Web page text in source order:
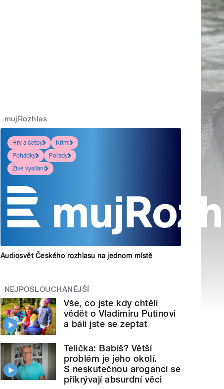
mujRozhlas
Hry a četby
Krimi
Pohádky
Pořady
Živé vysílání
Audiosvět Českého rozhlasu na jednom místě
NEJPOSLOUCHANĚJŠÍ
Vše, co jste kdy chtěli
vědět o Vladimiru Putinovi
a báli jste se zeptat
Telička: Babiš? Větší
problém je jeho okolí.
S neskutečnou arogancí se
přikrývají absurdní věci